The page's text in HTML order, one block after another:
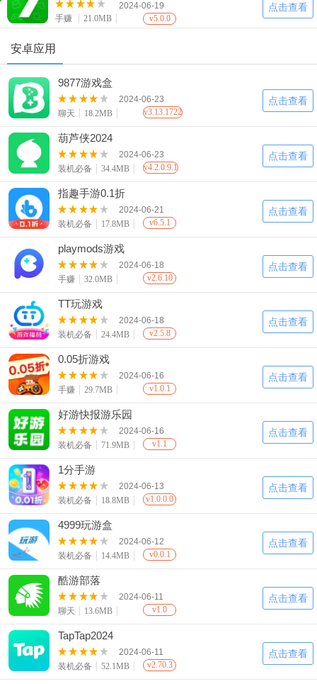
2024-06-19
手赚
21.0MB v5.0.0
点击查看
安卓应用
9877游戏盒
2024-06-23
聊天
18.2MB v3.13.1722
点击查看
葫芦侠2024
2024-06-23
装机必备
34.4MB v4.2.0.9.1
点击查看
指趣手游0.1折
2024-06-21
装机必备
17.8MB v6.5.1
点击查看
playmods游戏
2024-06-18
手赚
32.0MB v2.6.10
点击查看
TT玩游戏
2024-06-18
装机必备
24.4MB v2.5.8
点击查看
0.05折游戏
2024-06-16
手赚
29.7MB v1.0.1
点击查看
好游快报游乐园
2024-06-16
装机必备
71.9MB v1.1
点击查看
1分手游
2024-06-13
装机必备
18.8MB v1.0.0.0
点击查看
4999玩游盒
2024-06-12
装机必备
14.4MB v0.0.1
点击查看
酷游部落
2024-06-11
聊天
13.6MB v1.0
点击查看
TapTap2024
2024-06-11
装机必备
52.1MB v2.70.3
点击查看